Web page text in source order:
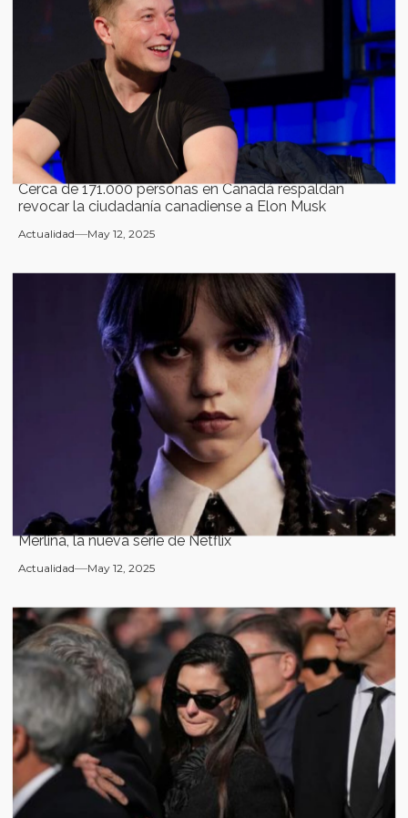
Cerca de 171.000 personas en Canadá respaldan
revocar la ciudadanía canadiense a Elon Musk
Actualidad May 12, 2025
Merlina, la nueva serie de Netflix
Actualidad May 12, 2025